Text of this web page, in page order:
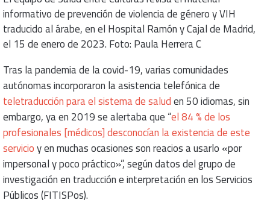
informativo de prevención de violencia de género y VIH
traducido al árabe, en el Hospital Ramón y Cajal de Madrid,
el 15 de enero de 2023. Foto: Paula Herrera C
Tras la pandemia de la covid-19, varias comunidades
autónomas incorporaron la asistencia telefónica de
teletraducción para el sistema de saluden 50 idiomas, sin
embargo, ya en 2019 se alertaba que “el 84 % de los
profesionales [médicos] desconocían la existencia de este
servicioy en muchas ocasiones son reacios a usarlo «por
impersonal y poco práctico»”, según datos del grupo de
investigación en traducción e interpretación en los Servicios
Públicos (FITISPos).